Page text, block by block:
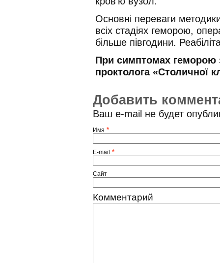
Основні переваги
всіх стадіях геморою,
більше півгодини.
При симптомах геморою
проктолога «Столичної
Добавить
Ваш e-mail не будет
Имя *
E-mail *
Сайт
Комментарий